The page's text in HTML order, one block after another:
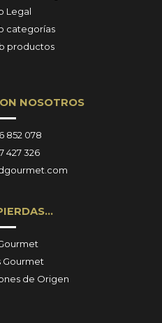
Legal
categorías
productos
NOSOTROS
852 078
427 326
Gourmet
de Origen